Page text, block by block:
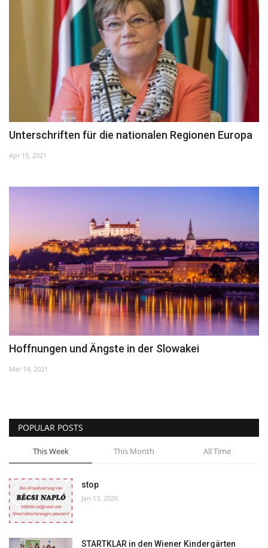
Unterschriften für die nationalen Regionen Europa
Apr 15, 2021
Hoffnungen und Ängste in der Slowakei
Mar 14, 2021
POPULAR POSTS
This Week This Month All Time
stop
Jan 13, 2026
STARTKLAR in den Wiener Kindergärten